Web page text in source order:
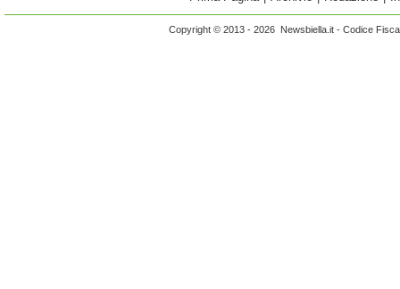
Copyright © 2013 - 2026 Newsbiella.it - Codice